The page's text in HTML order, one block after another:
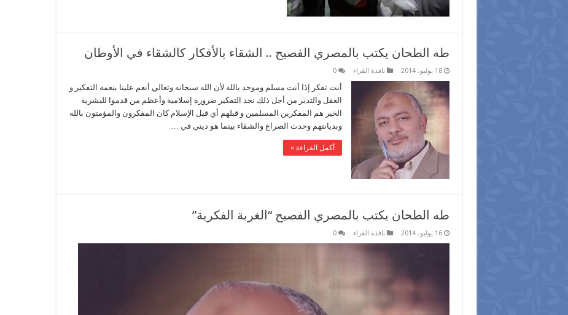
طه الطحان يكتب بالمصري الفصيح .. الشقاء بالأفكار كالشقاء في الأوطان
18 يوليو، 2014 نافذة القراء 0
أنت تفكر إذا أنت مسلم وموحد بالله لأن الله سبحانه وتعالي أنعم علينا بنعمة التفكير و
العقل والتدبر من أجل ذلك نجد التفكير ضرورة إسلامية وأعظم من قدموا للبشرية
الخير هم المفكرين المسلمين و قبلهم أي قبل الإسلام كان المفكرون والمؤمنون بالله
وبديانتهم وحدث الصراع والشقاء بينما هو ديني في …
أكمل القراءة »
طه الطحان يكتب بالمصري الفصيح “الغربة الفكرية”
16 يوليو، 2014 نافذة القراء 0